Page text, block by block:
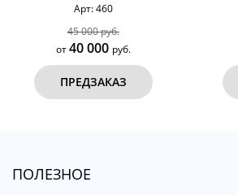
Арт: 424
40 000 руб.
от32 000
ПРЕДЗАКАЗ
ПОЛЕЗНОЕ